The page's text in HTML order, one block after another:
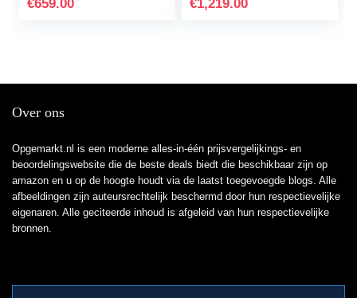
€659.00 €1,219.00
Over ons
Opgemarkt.nl is een moderne alles-in-één prijsvergelijkings- en
beoordelingswebsite die de beste deals biedt die beschikbaar zijn op
amazon en u op de hoogte houdt via de laatst toegevoegde blogs. Alle
afbeeldingen zijn auteursrechtelijk beschermd door hun respectievelijke
eigenaren. Alle geciteerde inhoud is afgeleid van hun respectievelijke
bronnen.